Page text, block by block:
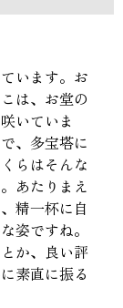
います。お
は、お堂の
いていま
、多宝塔に
らはそんな
あたりまえ
精一杯に自
姿ですね。
か、良い評
素直に振る